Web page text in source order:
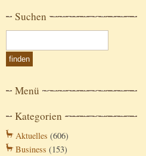
Suchen
Menü
Kategorien
Aktuelles (606)
Business (153)